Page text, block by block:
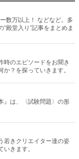
数万以上！ などなど。多
殿堂入り”記事をまとめま
時のエピソードをお聞き
？を探っていきます。
』は、〈試験問題〉の形
若きクリエイター達の姿
きます。